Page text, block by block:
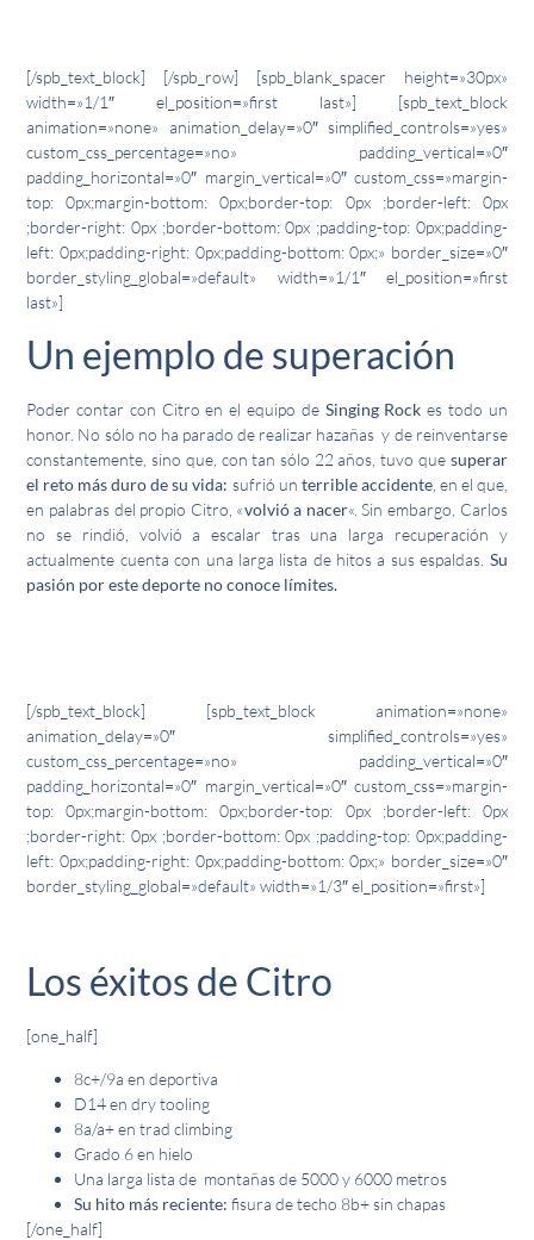
[/spb_text_block] [/spb_row] [spb_blank_spacer height=»30px»
width=»1/1″ el_position=»first last»] [spb_text_block
animation=»none» animation_delay=»0″ simplified_controls=»yes»
custom_css_percentage=»no» padding_vertical=»0″
padding_horizontal=»0″ margin_vertical=»0″ custom_css=»margin-
top: 0px;margin-bottom: 0px;border-top: 0px ;border-left: 0px
;border-right: 0px ;border-bottom: 0px ;padding-top: 0px;padding-
left: 0px;padding-right: 0px;padding-bottom: 0px;» border_size=»0″
border_styling_global=»default» width=»1/1″ el_position=»first
last»]
Un ejemplo de superación
Poder contar con Citro en el equipo deSinging Rock es todo un
honor. No sólo no ha parado de realizar hazañas y de reinventarse
constantemente, sino que, con tan sólo 22 años, tuvo quesuperar
el reto más duro de su vida: sufrió un terrible accidente, en el que,
en palabras del propio Citro, «volvió a nacer«. Sin embargo, Carlos
no se rindió, volvió a escalar tras una larga recuperación y
actualmente cuenta con una larga lista de hitos a sus espaldas. Su
pasión por este deporte no conoce límites.
[/spb_text_block] [spb_text_block animation=»none»
animation_delay=»0″ simplified_controls=»yes»
custom_css_percentage=»no» padding_vertical=»0″
padding_horizontal=»0″ margin_vertical=»0″ custom_css=»margin-
top: 0px;margin-bottom: 0px;border-top: 0px ;border-left: 0px
;border-right: 0px ;border-bottom: 0px ;padding-top: 0px;padding-
left: 0px;padding-right: 0px;padding-bottom: 0px;» border_size=»0″
border_styling_global=»default» width=»1/3″ el_position=»first»]
Los éxitos de Citro
[one_half]
8c+/9a en deportiva
D14 en dry tooling
8a/a+ en trad climbing
Grado 6 en hielo
Una larga lista de montañas de 5000 y 6000 metros
Su hito más reciente: fisura de techo 8b+ sin chapas
[/one_half]